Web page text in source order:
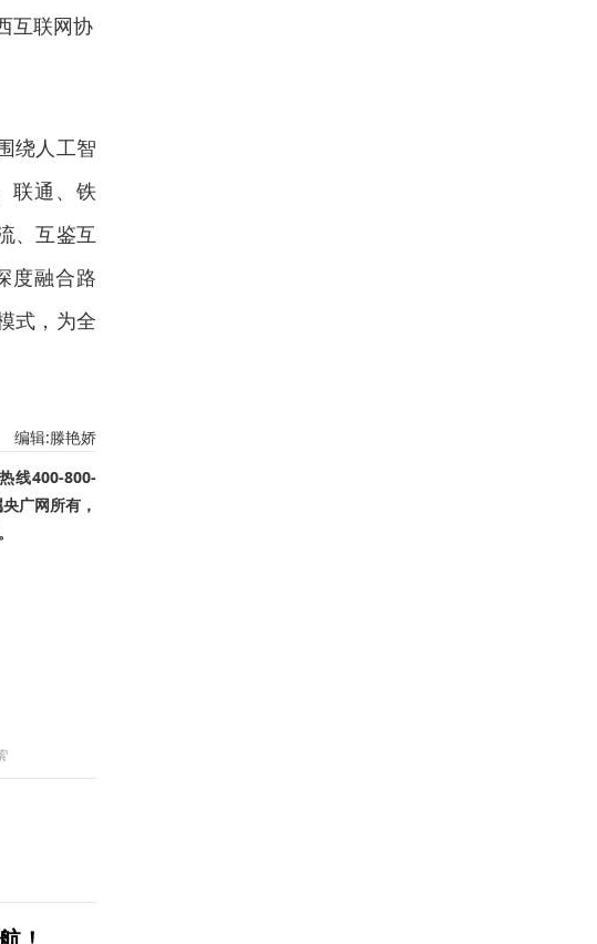
互联网协
绕人工智
联通、铁
、互鉴互
度融合路
式，为全
编辑:滕艳娇
线400-800-
广网所有，